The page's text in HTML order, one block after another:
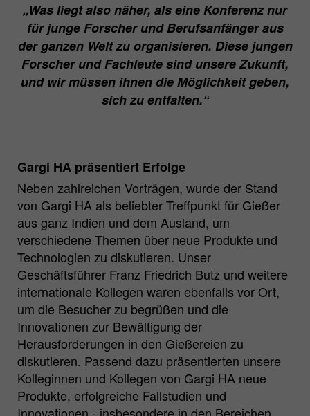
„Was liegt also näher, als eine Konferenz nur
für junge Forscher und Berufsanfänger aus
der ganzen Welt zu organisieren. Diese jungen
Forscher und Fachleute sind unsere Zukunft,
und wir müssen ihnen die Möglichkeit geben,
sich zu entfalten.“
Gargi HA präsentiert Erfolge
Neben zahlreichen Vorträgen, wurde der Stand
von Gargi HA als beliebter Treffpunkt für Gießer
aus ganz Indien und dem Ausland, um
verschiedene Themen über neue Produkte und
Technologien zu diskutieren. Unser
Geschäftsführer Franz Friedrich Butz und weitere
internationale Kollegen waren ebenfalls vor Ort,
um die Besucher zu begrüßen und die
Innovationen zur Bewältigung der
Herausforderungen in den Gießereien zu
diskutieren. Passend dazu präsentierten unsere
Kolleginnen und Kollegen von Gargi HA neue
Produkte, erfolgreiche Fallstudien und